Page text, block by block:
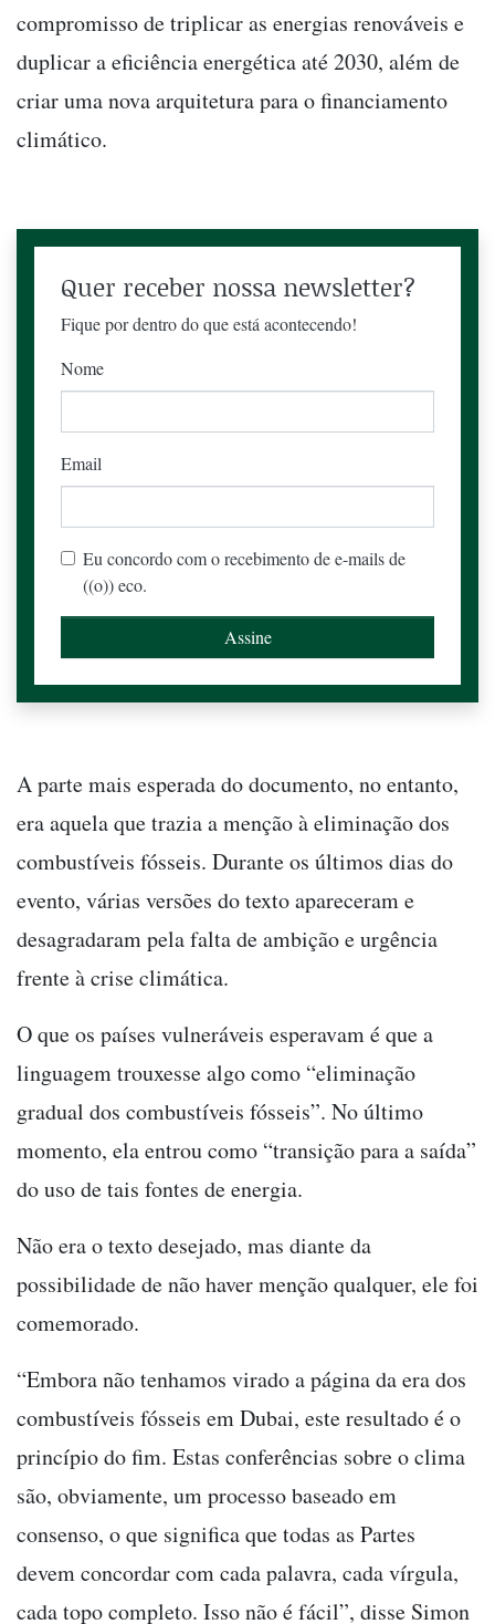
compromisso de triplicar as energias renováveis e
duplicar a eficiência energética até 2030, além de
criar uma nova arquitetura para o financiamento
climático.
Quer receber nossa newsletter?
Fique por dentro do que está acontecendo!
Nome
Email
Eu concordo com o recebimento de e-mails de
((o)) eco.
A parte mais esperada do documento, no entanto,
era aquela que trazia a menção à eliminação dos
combustíveis fósseis. Durante os últimos dias do
evento, várias versões do texto apareceram e
desagradaram pela falta de ambição e urgência
frente à crise climática.
O que os países vulneráveis esperavam é que a
linguagem trouxesse algo como “eliminação
gradual dos combustíveis fósseis”. No último
momento, ela entrou como “transição para a saída”
do uso de tais fontes de energia.
Não era o texto desejado, mas diante da
possibilidade de não haver menção qualquer, ele foi
comemorado.
“Embora não tenhamos virado a página da era dos
combustíveis fósseis em Dubai, este resultado é o
princípio do fim. Estas conferências sobre o clima
são, obviamente, um processo baseado em
consenso, o que significa que todas as Partes
devem concordar com cada palavra, cada vírgula,
cada topo completo. Isso não é fácil”, disse Simon